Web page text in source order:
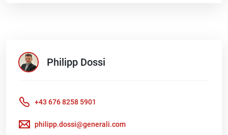
Philipp Dossi
+43 676 8258 5901
philipp.dossi@generali.com